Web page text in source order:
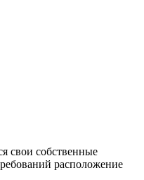
свои собственные
расположение